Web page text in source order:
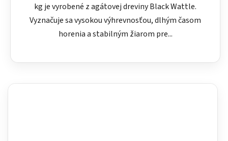
kg je vyrobené z agátovej dreviny Black Wattle.
Vyznačuje sa vysokou výhrevnosťou, dlhým časom
horenia a stabilným žiarom pre...